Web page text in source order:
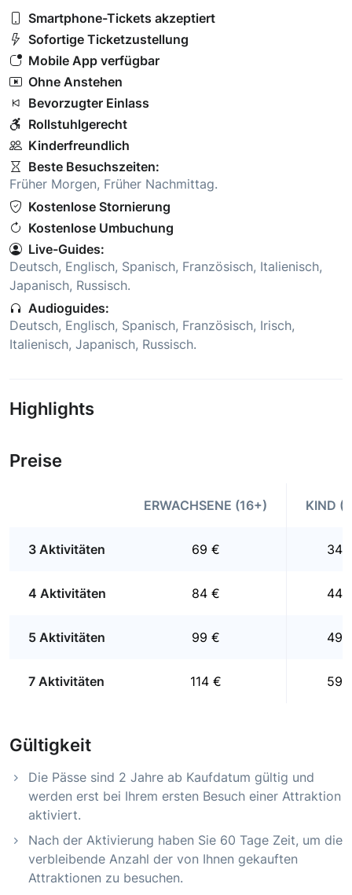
Smartphone-Tickets akzeptiert
Sofortige Ticketzustellung
Mobile App verfügbar
Ohne Anstehen
Bevorzugter Einlass
Rollstuhlgerecht
Kinderfreundlich
Beste Besuchszeiten:
Früher Morgen, Früher Nachmittag.
Kostenlose Stornierung
Kostenlose Umbuchung
Live-Guides:
Deutsch, Englisch, Spanisch, Französisch, Italienisch,
Japanisch, Russisch.
Audioguides:
Deutsch, Englisch, Spanisch, Französisch, Irisch,
Italienisch, Japanisch, Russisch.
Highlights
Preise
ERWACHSENE (16+) KIND
3 Aktivitäten 69 € 34
4 Aktivitäten 84 € 44
5 Aktivitäten 99 € 49
7 Aktivitäten 114 € 59
Gültigkeit
Die Pässe sind 2 Jahre ab Kaufdatum gültig und
werden erst bei Ihrem ersten Besuch einer Attraktion
aktiviert.
Nach der Aktivierung haben Sie 60 Tage Zeit, um die
verbleibende Anzahl der von Ihnen gekauften
Attraktionen zu besuchen.